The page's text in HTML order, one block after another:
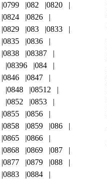
0799 082
0820
0824
0826
0829 083
0833
0835
0836
0838
08387
08396
084
0846
0847
0848
08512
0852
0853
0855
0856
0858 0859
086
0865
0866
0868 0869
087
0877 0879
088
0883
0884